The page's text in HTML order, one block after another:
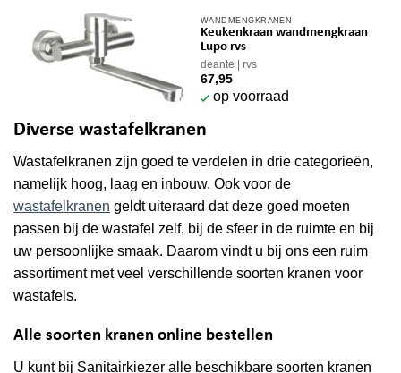
WANDMENGKRANEN
Keukenkraan wandmengkraan
Lupo rvs
deante rvs
67,95
op voorraad
Diverse wastafelkranen
Wastafelkranen zijn goed te verdelen in drie categorieën,
namelijk hoog, laag en inbouw. Ook voor de
wastafelkranen geldt uiteraard dat deze goed moeten
passen bij de wastafel zelf, bij de sfeer in de ruimte en bij
uw persoonlijke smaak. Daarom vindt u bij ons een ruim
assortiment met veel verschillende soorten kranen voor
wastafels.
Alle soorten kranen online bestellen
U kunt bij Sanitairkiezer alle beschikbare soorten kranen